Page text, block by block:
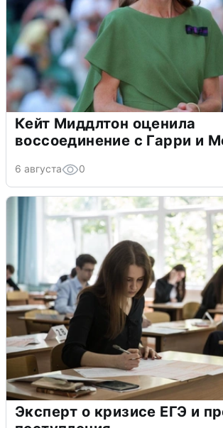
Кейт Миддлтон оценила
воссоединение с Гарри и
6 августа 0
Эксперт о кризисе ЕГЭ и